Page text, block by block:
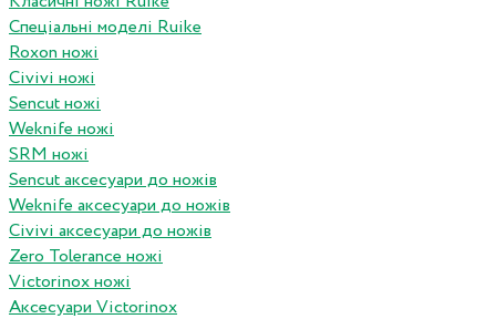
Спеціальні моделі Ruike
Roxon ножi
Civivi ножі
Sencut ножі
Weknife ножі
SRM ножі
Sencut аксесуари до ножів
Weknife аксесуари до ножів
Civivi аксесуари до ножів
Zero Tolerance ножі
Victorinox ножі
Аксесуари Victorinox